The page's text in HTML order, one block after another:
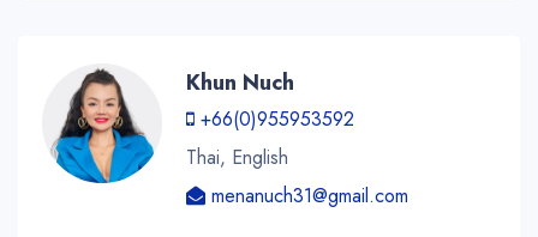
Khun Nuch
+66(0)955953592
Thai, English
menanuch31@gmail.com